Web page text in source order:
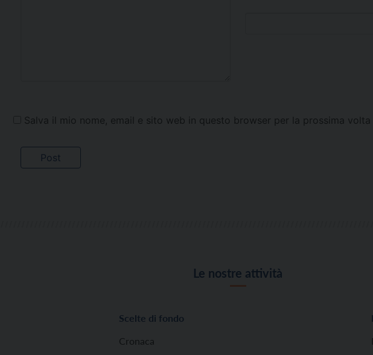
Salva il mio nome, email e sito web in questo browser per la prossima
Le nostre attività
Scelte di fondo
Cronaca